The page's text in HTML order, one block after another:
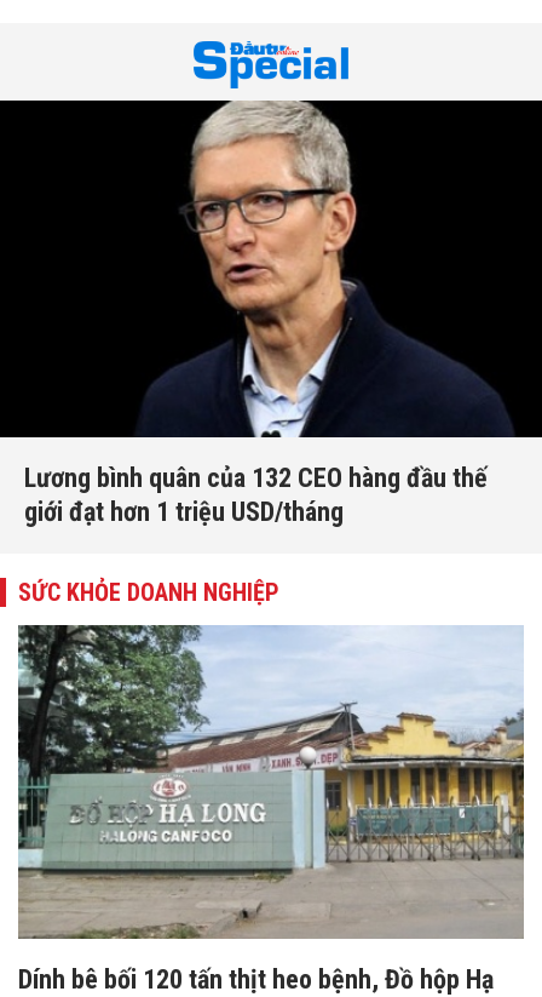
Lương bình quân của 132 CEO hàng đầu thế
giới đạt hơn 1 triệu USD/tháng
SỨC KHỎE DOANH NGHIỆP
Dính bê bối 120 tấn thịt heo bệnh, Đồ hộp Hạ